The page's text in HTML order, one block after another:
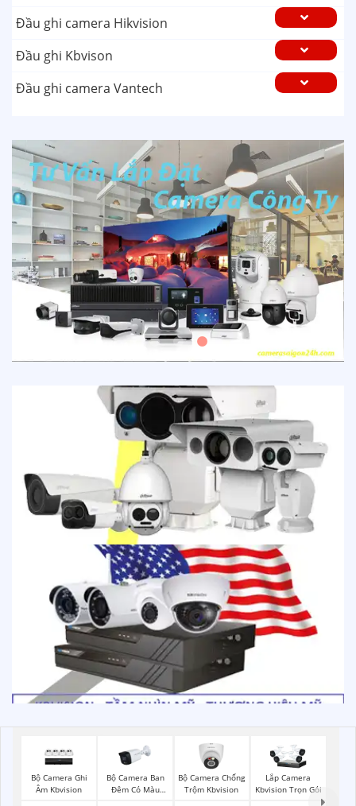
Đầu ghi camera Hikvision
Đầu ghi Kbvison
Đầu ghi camera Vantech
Bộ Camera Ghi
Âm Kbvision
Bộ Camera Ban
Đêm Có Màu
Bộ Camera Chống
Trộm Kbvision
Lắp Camera
Kbvision Trọn Gói